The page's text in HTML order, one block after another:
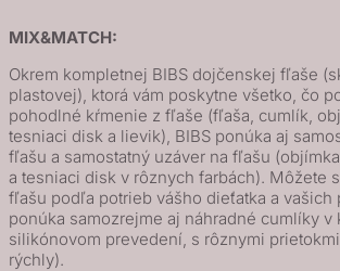
MIX&MATCH:
Okrem kompletnej BIBS dojčenskej fľaše
plastovej), ktorá vám poskytne všetko, čo
pohodlné kŕmenie z fľaše (fľaša, cumlík,
tesniaci disk a lievik), BIBS ponúka aj
fľašu a samostatný uzáver na fľašu
a tesniaci disk v rôznych farbách). Môžete
fľašu podľa potrieb vášho dieťatka a vašich
ponúka samozrejme aj náhradné cumlíky v
silikónovom prevedení, s rôznymi
rýchly).